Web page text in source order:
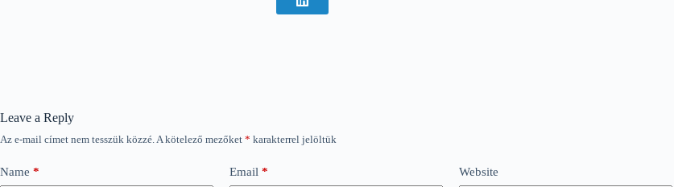
Leave a Reply
Az e-mail címet nem tesszük közzé.A kötelező mezőket * karakterrel jelöltük
Name * Email * Website